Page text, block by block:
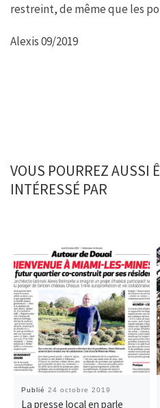
restreint, de même que les
Alexis 09/2019
VOUS POURREZ AUSSI
INTÉRESSÉ PAR
Publié 24 octobre 2019
La presse local en parle